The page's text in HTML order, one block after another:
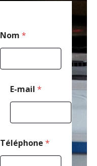
Nom *
o
e
E-mail *
Téléphone *